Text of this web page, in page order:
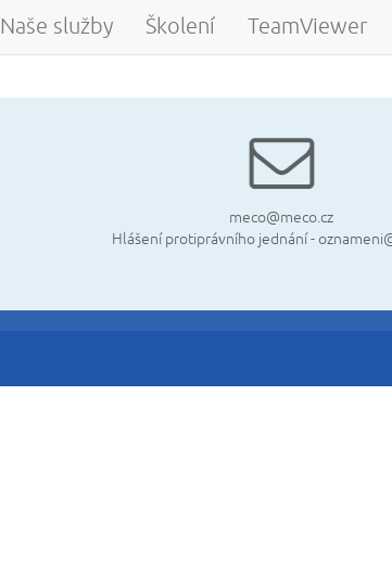
Naše služby Školení TeamViewer
meco@meco.cz
Hlášení protiprávního jednání-